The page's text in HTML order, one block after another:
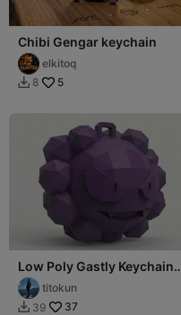
Chibi Gengar keychain
elkitoq
 8 5
Low Poly Gastly Keychain |
#27 titokun
 39 37